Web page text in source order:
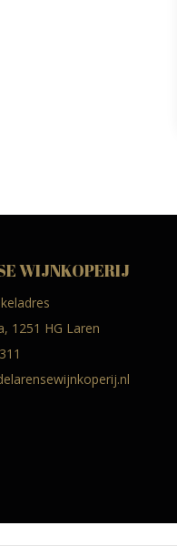
WIJNKOPERIJ
1251 HG Laren